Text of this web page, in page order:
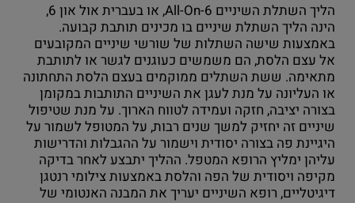
הליך השתלת השיניים All-On-6, או בעברית אול און 6,
הינה הליך השתלת שיניים בו מכינים תותבת קבועה.
באמצעות שישה השתלות של שורשי שיניים המקובעים
אל עצם הלסת, הם משמשים כעוגנים לגשר או לתותבת
מתאימה. ששת השתלים ממוקמים בעצם הלסת התחתונה
או העליונה על מנת לעגן את השיניים התותבות במקומן
בצורה יציבה, חזקה ועמידה לטווח הארוך. על מנת שטיפול
שיניים זה יחזיק למשך שנים רבות, על המטופל לשמור על
היגיינת פה בצורה יסודית וישמור על ההגבלות והדרישות
עליהן ימליץ הרופא המטפל. ההליך יתבצע לאחר בדיקה
מקיפה ויסודית של הפה והלסת באמצעות צילומי רנטגן
דיגיטליים, רופא השיניים יעריך את המבנה האנטומי של